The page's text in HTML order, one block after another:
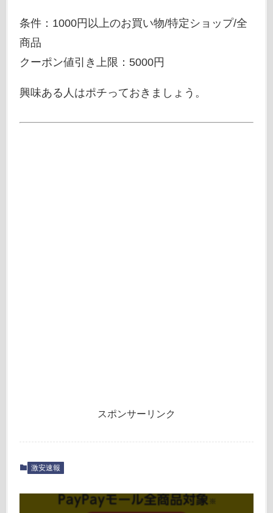
条件：1000円以上のお買い物/特定ショップ/全
商品
クーポン値引き上限：5000円
興味ある人はポチっておきましょう。
スポンサーリンク
激安速報